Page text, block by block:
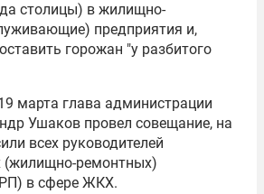
столицы) в жилищно-
предприятия и,
горожан "у разбитого
марта глава администрации
Ушаков провел совещание, на
всех руководителей
ремонтных)
в сфере ЖКХ.